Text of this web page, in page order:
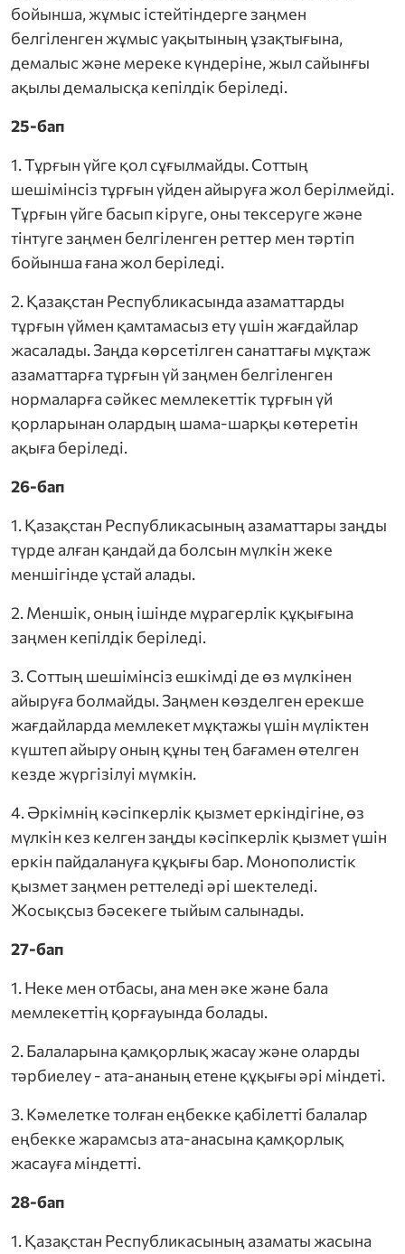
бойынша, жұмыс істейтіндерге заңмен
белгіленген жұмыс уақытының ұзақтығына,
демалыс және мереке күндеріне, жыл сайынғы
ақылы демалысқа кепілдік беріледі.
25-бап
1. Тұрғын үйге қол сұғылмайды. Соттың
шешімінсіз тұрғын үйден айыруға жол берілмейді.
Тұрғын үйге басып кіруге, оны тексеруге және
тінтуге заңмен белгіленген реттер мен тәртіп
бойынша ғана жол беріледі.
2. Қазақстан Республикасында азаматтарды
тұрғын үймен қамтамасыз ету үшін жағдайлар
жасалады. Заңда көрсетілген санаттағы мұқтаж
азаматтарға тұрғын үй заңмен белгіленген
нормаларға сәйкес мемлекеттік тұрғын үй
қорларынан олардың шама-шарқы көтеретін
ақыға беріледі.
26-бап
1. Қазақстан Республикасының азаматтары заңды
түрде алған қандай да болсын мүлкін жеке
меншігінде ұстай алады.
2. Меншік, оның ішінде мұрагерлік құқығына
заңмен кепілдік беріледі.
3. Соттың шешімінсіз ешкімді де өз мүлкінен
айыруға болмайды. Заңмен көзделген ерекше
жағдайларда мемлекет мұқтажы үшін мүліктен
күштеп айыру оның құны тең бағамен өтелген
кезде жүргізілуі мүмкін.
4. Әркімнің кәсіпкерлік қызмет еркіндігіне, өз
мүлкін кез келген заңды кәсіпкерлік қызмет үшін
еркін пайдалануға құқығы бар. Монополистік
қызмет заңмен реттеледі әрі шектеледі.
Жосықсыз бәсекеге тыйым салынады.
27-бап
1. Неке мен отбасы, ана мен әке және бала
мемлекеттің қорғауында болады.
2. Балаларына қамқорлық жасау және оларды
тәрбиелеу - ата-ананың етене құқығы әрі міндеті.
3. Кәмелетке толған еңбекке қабілетті балалар
еңбекке жарамсыз ата-анасына қамқорлық
жасауға міндетті.
28-бап
1. Қазақстан Республикасының азаматы жасына